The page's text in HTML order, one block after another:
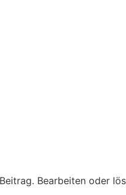
Bearbeiten oder